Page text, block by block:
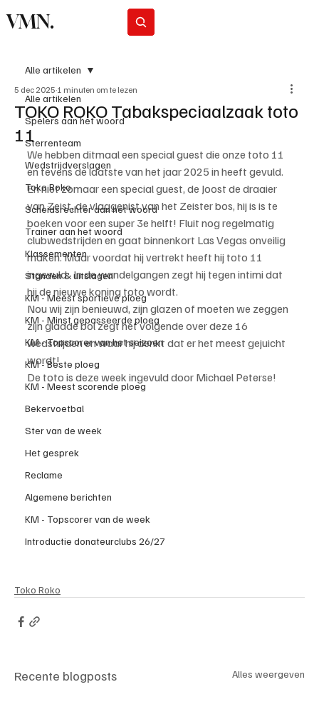
VMN.
Alle artikelen
Spelers aan het woord
Sterrenteam
Wedstrijdverslagen
Toko Roko
Scheidsrechter aan het woord
Trainer aan het woord
Klassementen
Standen & uitslagen
KM - Meest sportieve ploeg
KM - Minst gepasseerde ploeg
KM - Topscorer van het seizoen
KM - Beste ploeg
KM - Meest scorende ploeg
Bekervoetbal
Ster van de week
Het gesprek
Reclame
Algemene berichten
KM - Topscorer van de week
Introductie donateurclubs 26/27
Alle artikelen
TOKO ROKO Tabakspeciaalzaak toto
11
5 dec 2025 1 minuten om te lezen
We hebben ditmaal een special guest die onze toto 11
en tevens de laatste van het jaar 2025 in heeft gevuld.
En niet zomaar een special guest, de Joost de draaier
van Zeist, de vlaggenist van het Zeister bos, hij is is te
boeken voor een super 3e helft! Fluit nog regelmatig
clubwedstrijden en gaat binnenkort Las Vegas onveilig
maken. Maar voordat hij vertrekt heeft hij toto 11
ingevuld.  In de wandelgangen zegt hij tegen intimi dat
hij de nieuwe koning toto wordt.
Nou wij zijn benieuwd, zijn glazen of moeten we zeggen
zijn gladde bol zegt het volgende over deze 16
wedstrijden en waar hij denkt dat er het meest gejuicht
wordt!
De toto is deze week ingevuld door Michael Peterse!
Toko Roko
Recente blogposts Alles weergeven